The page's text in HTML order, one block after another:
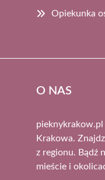
Opiekunka
O NAS
Krakowa.
z regionu. Bądź
mieście i